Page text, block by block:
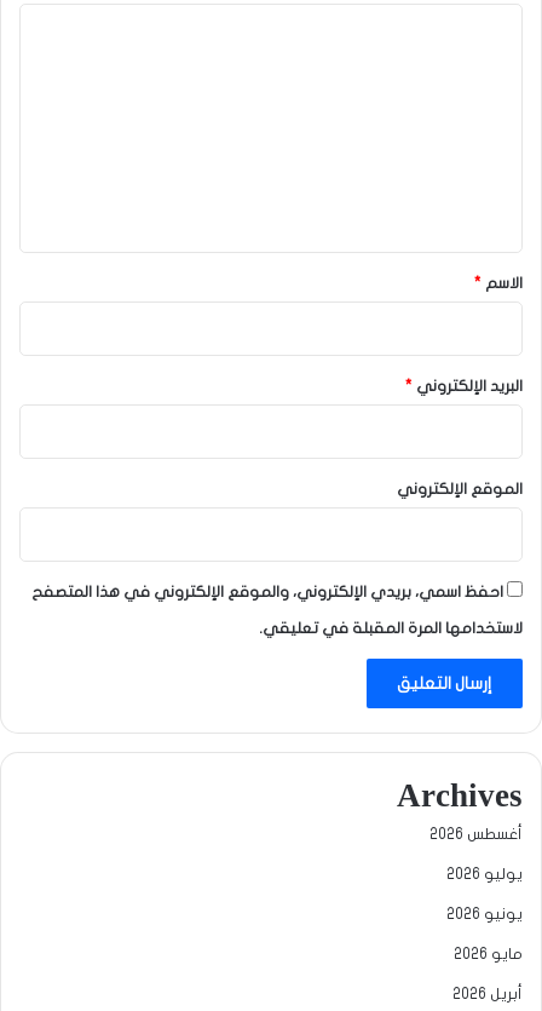
*
الاسم *
البريد الإلكتروني *
الموقع الإلكتروني
احفظ اسمي، بريدي الإلكتروني، والموقع الإلكتروني في هذا المتصفح
لاستخدامها المرة المقبلة في تعليقي.
Archives
أغسطس 2026
يوليو 2026
يونيو 2026
مايو 2026
أبريل 2026